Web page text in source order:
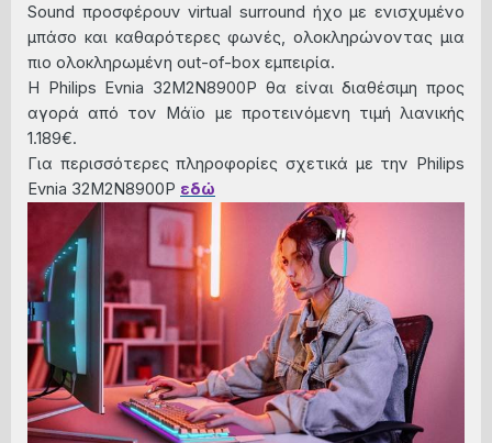
Sound προσφέρουν virtual surround ήχο με ενισχυμένο
μπάσο και καθαρότερες φωνές, ολοκληρώνοντας μια
πιο ολοκληρωμένη out-of-box εμπειρία.
Η Philips Evnia 32M2N8900P θα είναι διαθέσιμη προς
αγορά από τον Μάϊο με προτεινόμενη τιμή λιανικής
1.189€.
Για περισσότερες πληροφορίες σχετικά με την Philips
Evnia 32M2N8900P εδώ